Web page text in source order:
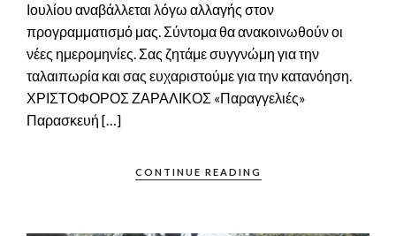
Ιουλίου αναβάλλεται λόγω αλλαγής στον
προγραμματισμό μας. Σύντομα θα ανακοινωθούν οι
νέες ημερομηνίες. Σας ζητάμε συγγνώμη για την
ταλαιπωρία και σας ευχαριστούμε για την κατανόηση.
ΧΡΙΣΤΟΦΟΡΟΣ ΖΑΡΑΛΙΚΟΣ «Παραγγελιές»
Παρασκευή […]
CONTINUE READING